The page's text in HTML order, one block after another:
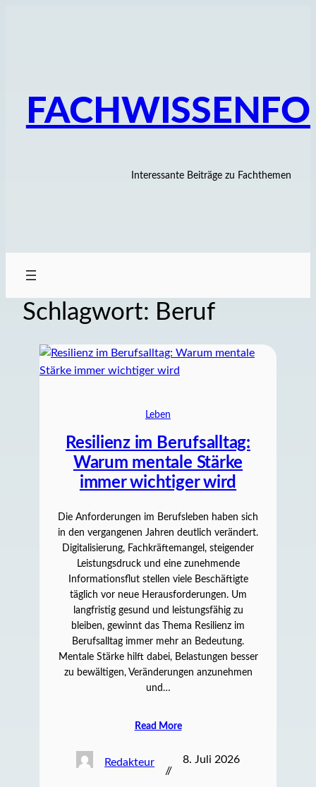
Interessante Beiträge zu Fachthemen
Schlagwort: Beruf
Leben
Resilienz im Berufsalltag:
Warum mentale Stärke
immer wichtiger wird
Die Anforderungen im Berufsleben haben sich
in den vergangenen Jahren deutlich verändert.
Digitalisierung, Fachkräftemangel, steigender
Leistungsdruck und eine zunehmende
Informationsflut stellen viele Beschäftigte
täglich vor neue Herausforderungen. Um
langfristig gesund und leistungsfähig zu
bleiben, gewinnt das Thema Resilienz im
Berufsalltag immer mehr an Bedeutung.
Mentale Stärke hilft dabei, Belastungen besser
zu bewältigen, Veränderungen anzunehmen
und…
Read More
Redakteur
//
8. Juli 2026